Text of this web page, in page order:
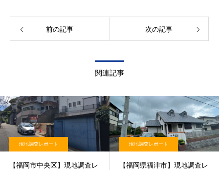
前の記事 次の記事
関連記事
現地調査レポート
【福岡市中央区】現地調査レ
現地調査レポート
【福岡県福津市】現地調査レ